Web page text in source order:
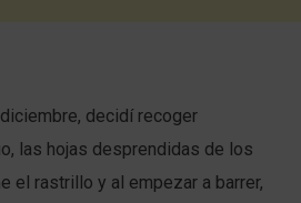
decidí recoger
las hojas desprendidas de los
el rastrillo y al empezar a barrer,